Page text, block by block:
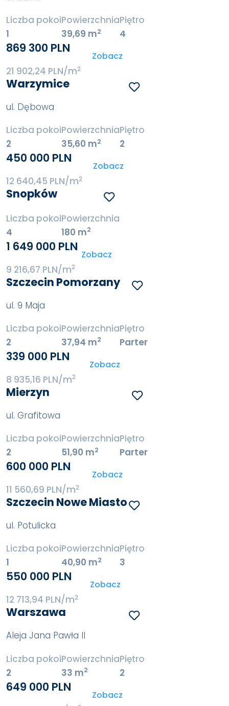
Liczba pokoi
1
Powierzchnia
39,69 m2
Piętro
4
869 300 PLN
21 902,24 PLN/m2
Zobacz
Warzymice
ul. Dębowa
Liczba pokoi
2
Powierzchnia
35,60 m2
Piętro
2
450 000 PLN
12 640,45 PLN/m2
Zobacz
Snopków
Liczba pokoi
4
Powierzchnia
180 m2
1 649 000 PLN
9 216,67 PLN/m2
Zobacz
Szczecin Pomorzany
ul. 9 Maja
Liczba pokoi
2
Powierzchnia
37,94 m2
Piętro
Parter
339 000 PLN
8 935,16 PLN/m2
Zobacz
Mierzyn
ul. Grafitowa
Liczba pokoi
2
Powierzchnia
51,90 m2
Piętro
Parter
600 000 PLN
11 560,69 PLN/m2
Zobacz
Szczecin Nowe Miasto
ul. Potulicka
Liczba pokoi
1
Powierzchnia
40,90 m2
Piętro
3
550 000 PLN
12 713,94 PLN/m2
Zobacz
Warszawa
Aleja Jana Pawła II
Liczba pokoi
2
Powierzchnia
33 m2
Piętro
2
649 000 PLN
Zobacz